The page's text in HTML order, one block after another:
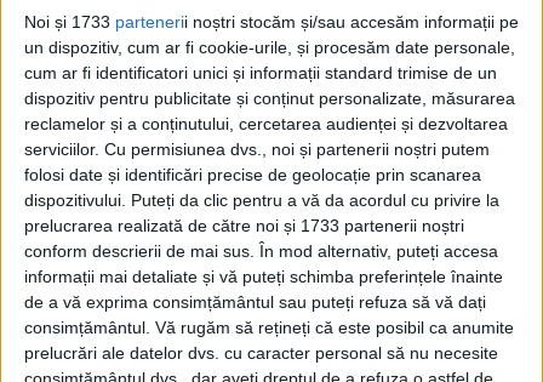
Noi și 1733 partenerii noștri stocăm și/sau accesăm informații pe
un dispozitiv, cum ar fi cookie-urile, și procesăm date personale,
cum ar fi identificatori unici și informații standard trimise de un
dispozitiv pentru publicitate și conținut personalizate, măsurarea
reclamelor și a conținutului, cercetarea audienței și dezvoltarea
serviciilor. Cu permisiunea dvs., noi și partenerii noștri putem
folosi date și identificări precise de geolocație prin scanarea
dispozitivului. Puteți da clic pentru a vă da acordul cu privire la
prelucrarea realizată de către noi și 1733 partenerii noștri
conform descrierii de mai sus. În mod alternativ, puteți accesa
informații mai detaliate și vă puteți schimba preferințele înainte
de a vă exprima consimțământul sau puteți refuza să vă dați
consimțământul. Vă rugăm să rețineți că este posibil ca anumite
prelucrări ale datelor dvs. cu caracter personal să nu necesite
APOGEUL ȘI PRĂBUȘIREA
Succesul politicii lui Ștefan Iojica l-a
determinat pe Sigismund Báthory să
încerce să îl lege și mai mult de familia sa.
Sigismund Báthory l-a căsătorit pe Ștefan
Iojica cu ruda sa, Barbara Fuzy, văduva
nobilului Paul Gyulai.